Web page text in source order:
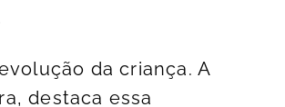
da criança. A
destaca essa